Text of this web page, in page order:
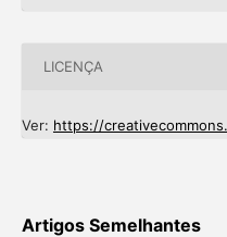
LICENÇA
Ver: https://
Artigos Semelhantes